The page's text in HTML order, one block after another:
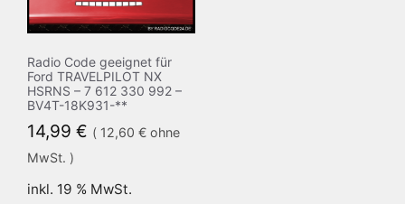
Radio Code geeignet für
Ford TRAVELPILOT NX
HSRNS – 7 612 330 992 –
BV4T-18K931-**
14,99 € ( 12,60 € ohne
MwSt. )
inkl. 19 % MwSt.